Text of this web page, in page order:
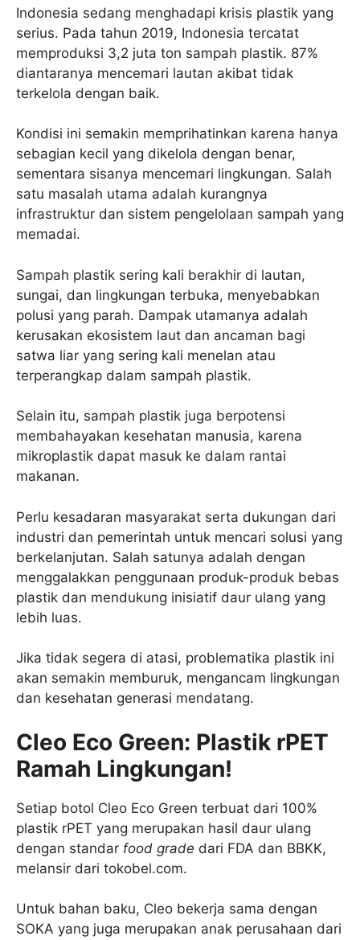
Indonesia sedang menghadapi krisis plastik yang
serius. Pada tahun 2019, Indonesia tercatat
memproduksi 3,2 juta ton sampah plastik. 87%
diantaranya mencemari lautan akibat tidak
terkelola dengan baik.
Kondisi ini semakin memprihatinkan karena hanya
sebagian kecil yang dikelola dengan benar,
sementara sisanya mencemari lingkungan. Salah
satu masalah utama adalah kurangnya
infrastruktur dan sistem pengelolaan sampah yang
memadai.
Sampah plastik sering kali berakhir di lautan,
sungai, dan lingkungan terbuka, menyebabkan
polusi yang parah. Dampak utamanya adalah
kerusakan ekosistem laut dan ancaman bagi
satwa liar yang sering kali menelan atau
terperangkap dalam sampah plastik.
Selain itu, sampah plastik juga berpotensi
membahayakan kesehatan manusia, karena
mikroplastik dapat masuk ke dalam rantai
makanan.
Perlu kesadaran masyarakat serta dukungan dari
industri dan pemerintah untuk mencari solusi yang
berkelanjutan. Salah satunya adalah dengan
menggalakkan penggunaan produk-produk bebas
plastik dan mendukung inisiatif daur ulang yang
lebih luas.
Jika tidak segera di atasi, problematika plastik ini
akan semakin memburuk, mengancam lingkungan
dan kesehatan generasi mendatang.
Cleo Eco Green: Plastik rPET
Ramah Lingkungan!
Setiap botol Cleo Eco Green terbuat dari 100%
plastik rPET yang merupakan hasil daur ulang
dengan standar food grade dari FDA dan BBKK,
melansir dari tokobel.com.
Untuk bahan baku, Cleo bekerja sama dengan
SOKA yang juga merupakan anak perusahaan dari